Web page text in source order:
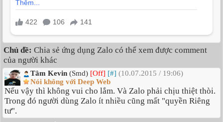
Chủ đề: Chia sẻ ứng dụng Zalo có thể xem được comment
của người khác
Tâm Kevin (Smd) [Off] [#] (10.07.2015 / 19:06)
Nói không với Deep Web
Nếu vậy thì không vui cho lắm. Và Zalo phải chịu thiệt thòi.
Trong đó người dùng Zalo ít nhiều cũng mất "quyền Riêng
tư".